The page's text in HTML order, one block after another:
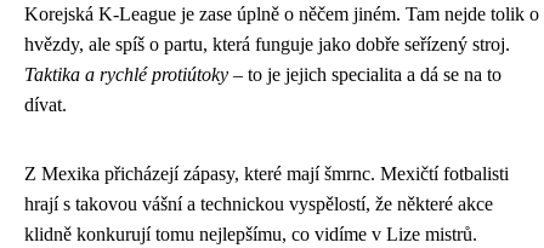
Korejská K-League je zase úplně o něčem jiném. Tam nejde tolik o
hvězdy, ale spíš o partu, která funguje jako dobře seřízený stroj.
Taktika a rychlé protiútoky – to je jejich specialita a dá se na to
dívat.
Z Mexika přicházejí zápasy, které mají šmrnc. Mexičtí fotbalisti
hrají s takovou vášní a technickou vyspělostí, že některé akce
klidně konkurují tomu nejlepšímu, co vidíme v Lize mistrů.